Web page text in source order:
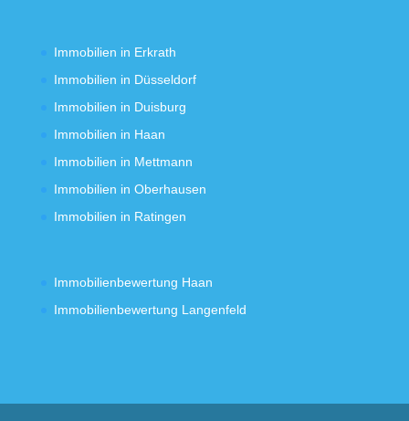
Immobilien in Erkrath
Immobilien in Düsseldorf
Immobilien in Duisburg
Immobilien in Haan
Immobilien in Mettmann
Immobilien in Oberhausen
Immobilien in Ratingen
Immobilienbewertung Haan
Immobilienbewertung Langenfeld